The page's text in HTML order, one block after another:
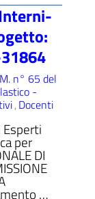
n° 65 del
-
, Docenti
per
DI
…